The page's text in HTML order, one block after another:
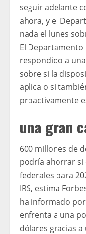
seguir adelante
ahora, y el
nada el lunes
El Departamento
respondido a
sobre si la
aplica o si
proactivamente
una gran
600 millones de
podría ahorrar si
federales para
IRS, estima
ha informado
enfrenta a una
dólares gracias